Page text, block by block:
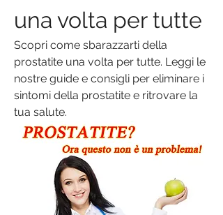
una volta per tutte
Scopri come sbarazzarti della
prostatite una volta per tutte. Leggi le
nostre guide e consigli per eliminare i
sintomi della prostatite e ritrovare la
tua salute.